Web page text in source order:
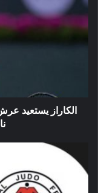
يستعيد
عرش
تصنيف
التنس
الكاراز يستعيد
المصارعين
الجزائريين
المتواجدين